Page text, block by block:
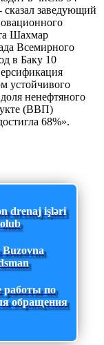
сказал заведующий
Шахмар
Всемирного
в Баку 10
устойчивого
ненефтяного
(ВВП)
68%».
drenaj işləri
работы по
обращения